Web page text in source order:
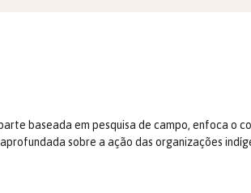
baseada em pesquisa de campo, enfoca o
sobre a ação das organizações